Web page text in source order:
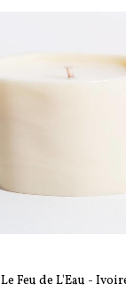
Le Feu de L'Eau -